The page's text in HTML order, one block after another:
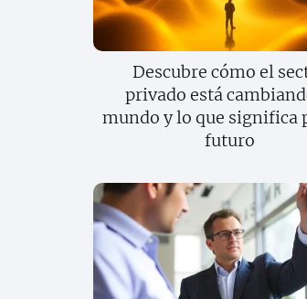
Descubre cómo el
privado está
mundo y lo que significa
futuro